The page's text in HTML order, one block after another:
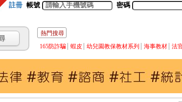
註冊 帳號 密碼
熱門搜尋
165防詐騙
蝦皮 幼兒園教保教材系列 海事教材 法